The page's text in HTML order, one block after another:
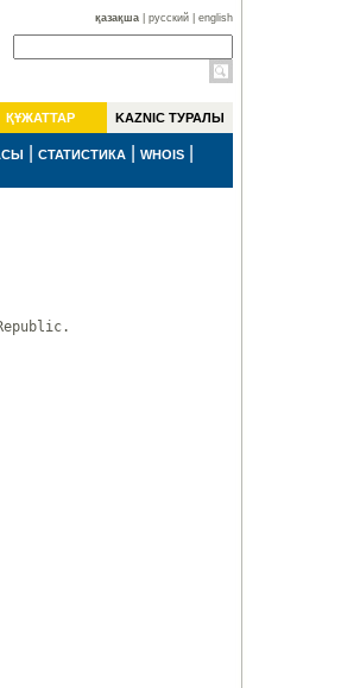
қазақша русский english
ҚҰЖАТТАР KAZNIC ТУРАЛЫ
СТАТИСТИКА WHOIS